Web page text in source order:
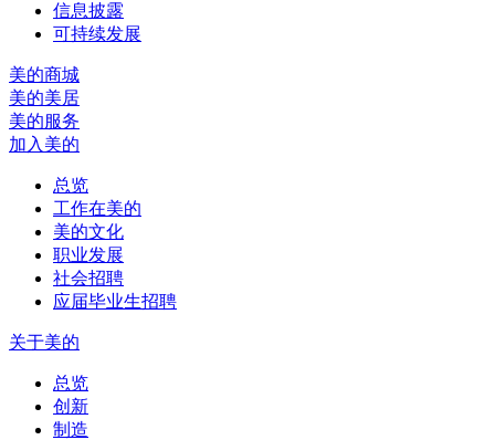
信息披露
可持续发展
美的商城
美的美居
美的服务
加入美的
总览
工作在美的
美的文化
职业发展
社会招聘
应届毕业生招聘
关于美的
总览
创新
制造